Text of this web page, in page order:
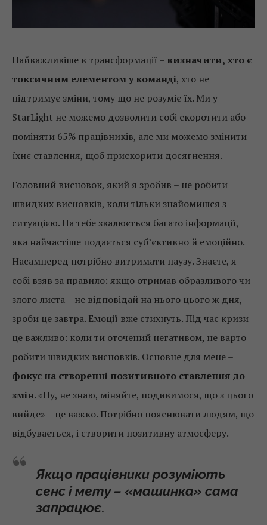
Найважливіше в трансформації – визначити, хто є
токсичним елементом у команді, хто не
підтримує зміни, тому що не розуміє їх. Ми у
StarLight не можемо дозволити собі скоротити або
поміняти 65% працівників, але ми можемо змінити
їхнє ставлення, щоб прискорити досягнення.
Головний висновок, який я зробив – не робити
швидких висновків, коли тільки знайомишся з
ситуацією. На тебе звалюється багато інформації,
яка найчастіше подається суб’єктивно й емоційно.
Насамперед потрібно витримати паузу. Знаєте, я
собі взяв за правило: якщо отримав образливого чи
злого листа – не відповідай на нього цього ж дня,
зроби це завтра. Емоції вже стихнуть. Під час кризи
це важливо: коли ти оточений негативом, не варто
робити швидких висновків. Основне для мене –
фокус на створенні позитивного ставлення до
змін. «Ну, не знаю, міняйте, подивимося, що з цього
вийде» – це важко. Потрібно пояснювати людям, що
відбувається, і створити позитивну атмосферу.
Якщо працівники розуміють
сенс і мету – «машинка» сама
запрацює.